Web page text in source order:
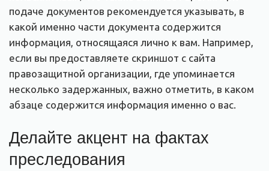
подаче документов рекомендуется указывать, в
какой именно части документа содержится
информация, относящаяся лично к вам. Например,
если вы предоставляете скриншот с сайта
правозащитной организации, где упоминается
несколько задержанных, важно отметить, в каком
абзаце содержится информация именно о вас.
Делайте акцент на фактах
преследования